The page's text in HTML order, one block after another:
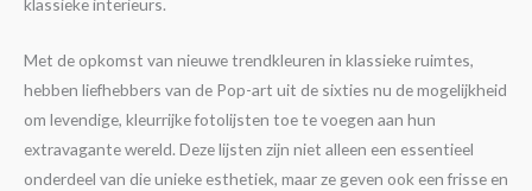
Met de opkomst van nieuwe trendkleuren in klassieke ruimtes,
hebben liefhebbers van de Pop-art uit de sixties nu de mogelijkheid
om levendige, kleurrijke fotolijsten toe te voegen aan hun
extravagante wereld. Deze lijsten zijn niet alleen een essentieel
onderdeel van die unieke esthetiek, maar ze geven ook een frisse en